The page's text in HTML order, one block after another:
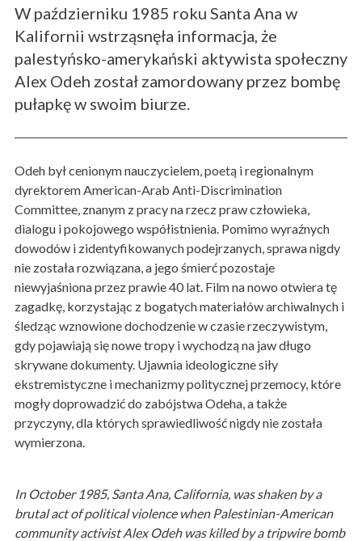
W październiku 1985 roku Santa Ana w
Kalifornii wstrząsnęła informacja, że
palestyńsko-amerykański aktywista społeczny
Alex Odeh został zamordowany przez bombę
pułapkę w swoim biurze.
Odeh był cenionym nauczycielem, poetą i regionalnym
dyrektorem American-Arab Anti-Discrimination
Committee, znanym z pracy na rzecz praw człowieka,
dialogu i pokojowego współistnienia. Pomimo wyraźnych
dowodów i zidentyfikowanych podejrzanych, sprawa nigdy
nie została rozwiązana, a jego śmierć pozostaje
niewyjaśniona przez prawie 40 lat. Film na nowo otwiera tę
zagadkę, korzystając z bogatych materiałów archiwalnych i
śledząc wznowione dochodzenie w czasie rzeczywistym,
gdy pojawiają się nowe tropy i wychodzą na jaw długo
skrywane dokumenty. Ujawnia ideologiczne siły
ekstremistyczne i mechanizmy politycznej przemocy, które
mogły doprowadzić do zabójstwa Odeha, a także
przyczyny, dla których sprawiedliwość nigdy nie została
wymierzona.
In October 1985, Santa Ana, California, was shaken by a
brutal act of political violence when Palestinian-American
community activist Alex Odeh was killed by a tripwire bomb